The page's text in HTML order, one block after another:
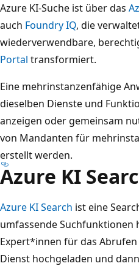
Azure KI-Suche ist über das
auch Foundry IQ, die
wiederverwendbare,
Portal transformiert.
Eine mehrinstanzenfähige
dieselben Dienste und
anzeigen oder gemeinsam
von Mandanten für
erstellt werden.
Azure KI
Azure KI Search ist eine
umfassende
Expert*innen für das
Dienst hochgeladen und